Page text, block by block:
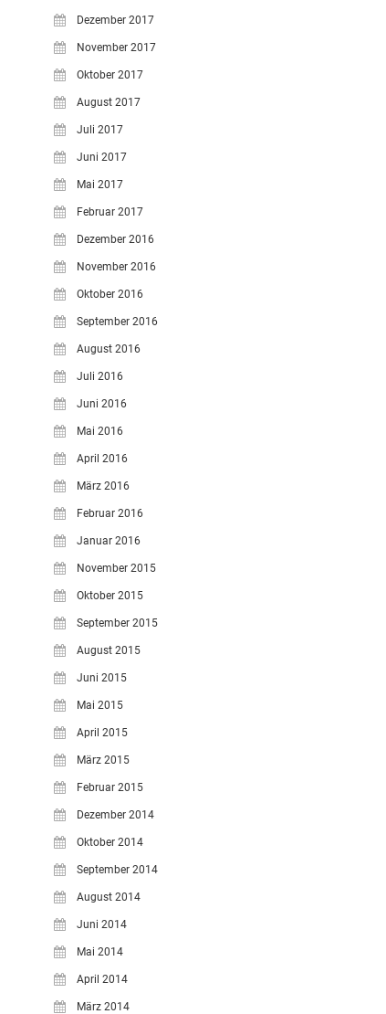
Dezember 2017
November 2017
Oktober 2017
August 2017
Juli 2017
Juni 2017
Mai 2017
Februar 2017
Dezember 2016
November 2016
Oktober 2016
September 2016
August 2016
Juli 2016
Juni 2016
Mai 2016
April 2016
März 2016
Februar 2016
Januar 2016
November 2015
Oktober 2015
September 2015
August 2015
Juni 2015
Mai 2015
April 2015
März 2015
Februar 2015
Dezember 2014
Oktober 2014
September 2014
August 2014
Juni 2014
Mai 2014
April 2014
März 2014